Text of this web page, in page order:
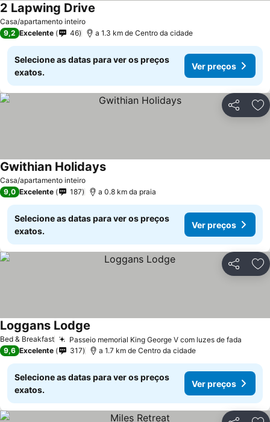
Casa/apartamento inteiro
2 Lapwing Drive
9,2 Excelente 46 a 1.3 km de Centro da cidade
Selecione as datas para ver os preços
exatos.
Ver preços
Partilhar
Casa/apartamento inteiro
Gwithian Holidays
9,0 Excelente 187 a 0.8 km da praia
Selecione as datas para ver os preços
exatos.
Ver preços
Partilhar
Bed & Breakfast Passeio memorial King George V com luzes de fada
Loggans Lodge
9,6 Excelente 317 a 1.7 km de Centro da cidade
Selecione as datas para ver os preços
exatos.
Ver preços